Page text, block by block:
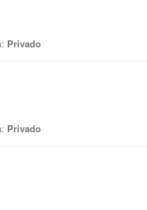
Privado
Privado